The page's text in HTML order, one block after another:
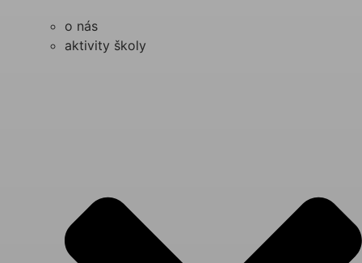
o nás
aktivity školy